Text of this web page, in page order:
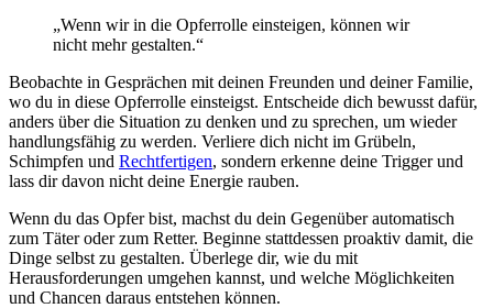
„Wenn wir in die Opferrolle einsteigen, können wir
nicht mehr gestalten.“
Beobachte in Gesprächen mit deinen Freunden und deiner Familie,
wo du in diese Opferrolle einsteigst. Entscheide dich bewusst dafür,
anders über die Situation zu denken und zu sprechen, um wieder
handlungsfähig zu werden. Verliere dich nicht im Grübeln,
Schimpfen und Rechtfertigen, sondern erkenne deine Trigger und
lass dir davon nicht deine Energie rauben.
Wenn du das Opfer bist, machst du dein Gegenüber automatisch
zum Täter oder zum Retter. Beginne stattdessen proaktiv damit, die
Dinge selbst zu gestalten. Überlege dir, wie du mit
Herausforderungen umgehen kannst, und welche Möglichkeiten
und Chancen daraus entstehen können.